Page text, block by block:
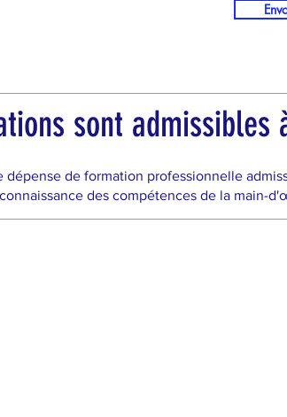
sont
de formation professionnelle
des compétences de la main-